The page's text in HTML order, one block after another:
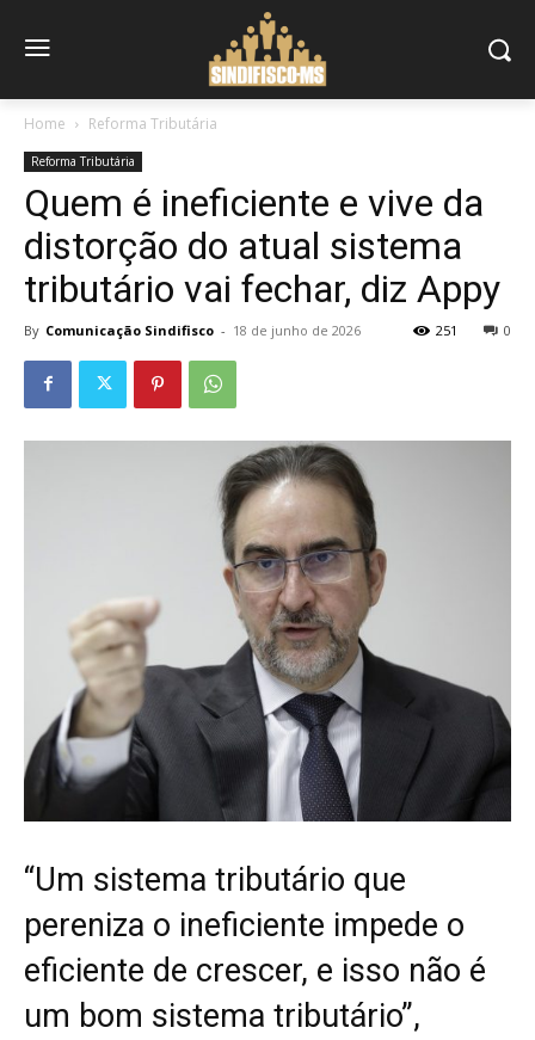
Home Reforma Tributária
Reforma Tributária
Quem é ineficiente e vive da
distorção do atual sistema
tributário vai fechar, diz Appy
By Comunicação Sindifisco - 18 de junho de 2026 0
251
“Um sistema tributário que
pereniza o ineficiente impede o
eficiente de crescer, e isso não é
um bom sistema tributário”,